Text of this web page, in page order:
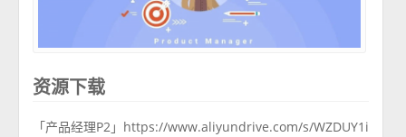
资源下载
「产品经理P2」https://www.aliyundrive.com/s/WZDUY1i